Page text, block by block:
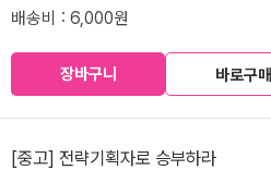
배송비 : 6,000원
장바구니 바로구매
[중고] 전략기획자로 승부하라